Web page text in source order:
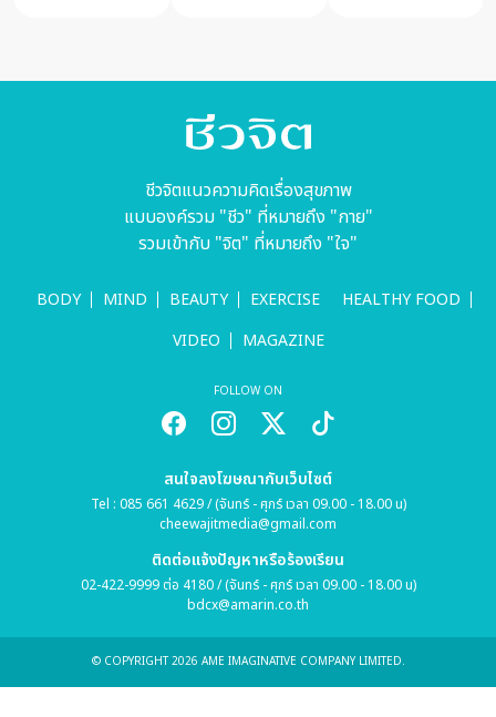
ชีวจิตแนวความคิดเรื่องสุขภาพ
แบบองค์รวม "ชีว" ที่หมายถึง "กาย"
รวมเข้ากับ "จิต" ที่หมายถึง "ใจ"
BODY MIND BEAUTY EXERCISE
HEALTHY FOOD
VIDEO
MAGAZINE
FOLLOW ON
สนใจลงโฆษณากับเว็บไซต์
Tel : 085 661 4629 / (จันทร์ - ศุกร์ เวลา 09.00 - 18.00 น)
cheewajitmedia@gmail.com
ติดต่อแจ้งปัญหาหรือร้องเรียน
02-422-9999 ต่อ 4180 / (จันทร์ - ศุกร์ เวลา 09.00 - 18.00 น)
bdcx@amarin.co.th
© COPYRIGHT 2026 AME IMAGINATIVE COMPANY LIMITED.